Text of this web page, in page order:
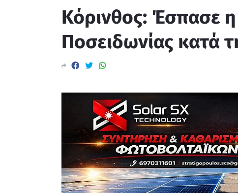
Κόρινθος: Έσπασε
Ποσειδωνίας κατά